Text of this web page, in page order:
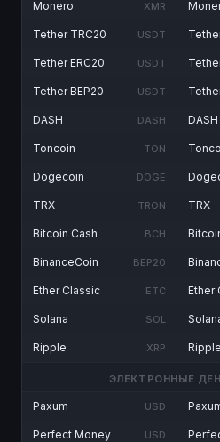
Monero XMR
Tether TRC20 USDT
Tether ERC20 USDT
Tether BEP20 USDT
DASH DASH
Toncoin TON
Dogecoin DOGE
TRX TRON
Bitcoin Cash BCH
BinanceCoin BEP20
Ether Classic ETC
Solana SOL
Ripple XRP
DASH
TRX
Ether
Ripple
ЭЛЕКТРОННЫЕ
Paxum USD
Perfect Money USD